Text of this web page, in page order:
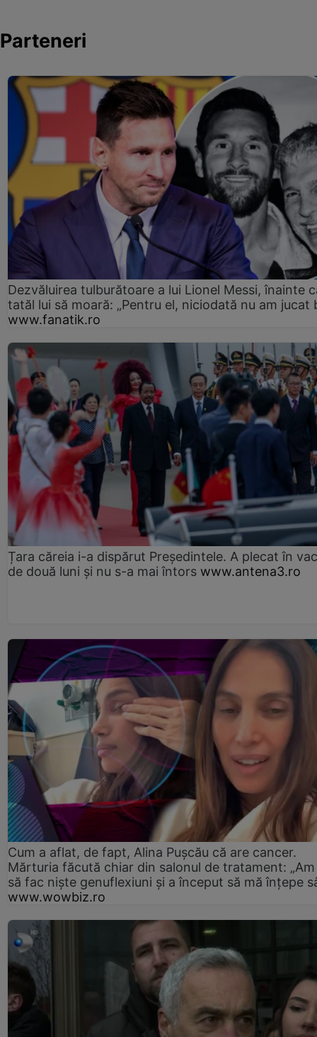
Parteneri
Dezvăluirea tulburătoare a lui Lionel Messi, înainte
tatăl lui să moară: „Pentru el, niciodată nu am jucat
www.fanatik.ro
Țara căreia i-a dispărut Președintele. A plecat în
de două luni și nu s-a mai întors www.antena3.ro
Cum a aflat, de fapt, Alina Pușcău că are cancer.
Mărturia făcută chiar din salonul de tratament:
să fac niște genuflexiuni și a început să mă înțepe
www.wowbiz.ro